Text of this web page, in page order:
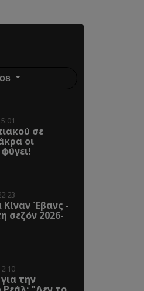
σε
οι
Κίναν Έβανς -
σεζόν 2026-
την